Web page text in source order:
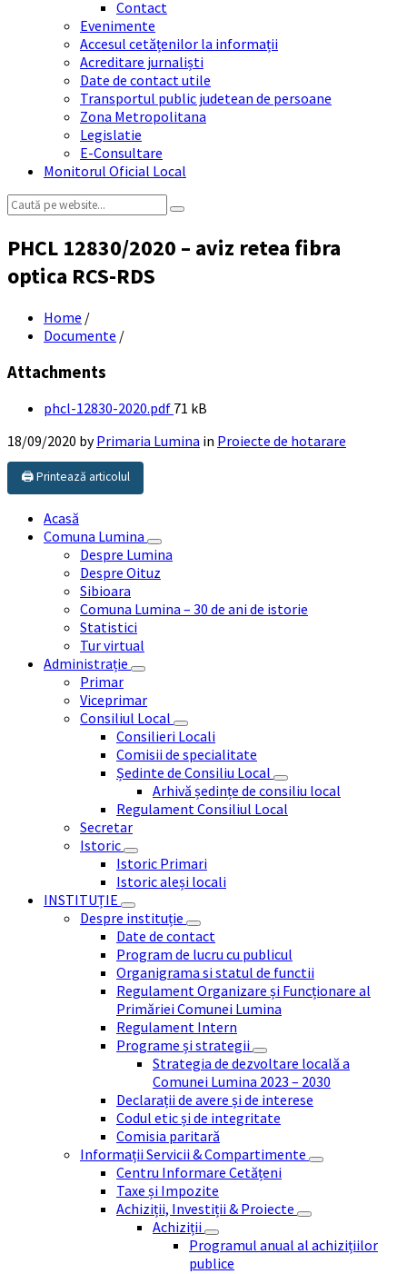
Contact
Evenimente
Accesul cetățenilor la informații
Acreditare jurnaliști
Date de contact utile
Transportul public judetean de persoane
Zona Metropolitana
Legislatie
E-Consultare
Monitorul Oficial Local
Search:
PHCL 12830/2020 – aviz retea fibra
optica RCS-RDS
Home /
Documente /
Attachments
phcl-12830-2020.pdf File
71 kB
18/09/2020 byPrimaria Lumina in Proiecte de hotarare
🖨️ Printează articolul
Acasă
Comuna Lumina
Despre Lumina
Despre Oituz
Sibioara
Comuna Lumina – 30 de ani de istorie
Statistici
Tur virtual
Administrație
Primar
Viceprimar
Consiliul Local
Consilieri Locali
Comisii de specialitate
Ședinte de Consiliu Local
Arhivă ședințe de consiliu local
Regulament Consiliul Local
Secretar
Istoric
Istoric Primari
Istoric aleși locali
INSTITUȚIE
Despre instituție
Date de contact
Program de lucru cu publicul
Organigrama si statul de functii
Regulament Organizare și Funcționare al
Primăriei Comunei Lumina
Regulament Intern
Programe și strategii
Strategia de dezvoltare locală a
Comunei Lumina 2023 – 2030
Declarații de avere și de interese
Codul etic și de integritate
Comisia paritară
Informații Servicii & Compartimente
Centru Informare Cetățeni
Taxe și Impozite
Achiziții, Investiții & Proiecte
Achiziții
Programul anual al achizițiilor
publice